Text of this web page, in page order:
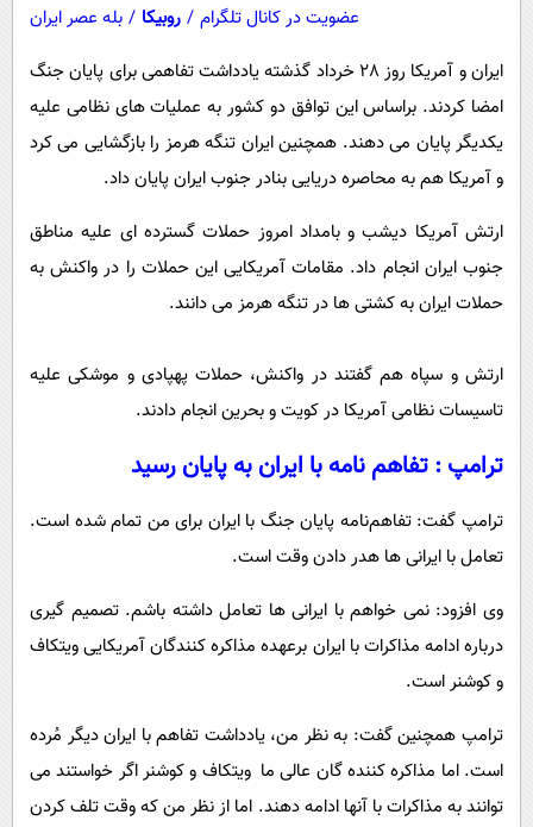
سلامت
بین الملل
اجتماعی
حیات وحش
سیاست خارجی
عضویت در کانال تلگرام / روبیکا / بله عصر ایران
ایران و آمریکا روز 28 خرداد گذشته یادداشت تفاهمی برای پایان جنگ
امضا کردند. براساس این توافق دو کشور به عملیات های نظامی علیه
یکدیگر پایان می دهند. همچنین ایران تنگه هرمز را بازگشایی می کرد
و آمریکا هم به محاصره دریایی بنادر جنوب ایران پایان داد.
ارتش آمریکا دیشب و بامداد امروز حملات گسترده ای علیه مناطق
جنوب ایران انجام داد. مقامات آمریکایی این حملات را در واکنش به
حملات ایران به کشتی ها در تنگه هرمز می دانند.
ارتش و سپاه هم گفتند در واکنش، حملات پهپادی و موشکی علیه
تاسیسات نظامی آمریکا در کویت و بحرین انجام دادند.
ترامپ : تفاهم نامه با ایران به پایان رسید
ترامپ گفت: تفاهم‌نامه پایان جنگ با ایران برای من تمام شده است.
تعامل با ایرانی ها هدر دادن وقت است.
وی افزود: نمی خواهم با ایرانی ها تعامل داشته باشم. تصمیم گیری
درباره ادامه مذاکرات با ایران برعهده مذاکره کنندگان آمریکایی ویتکاف
و کوشنر است.
ترامپ همچنین گفت: به نظر من، یادداشت تفاهم با ایران دیگر مُرده
است. اما مذاکره کننده گان عالی ما ویتکاف و کوشنر اگر خواستند می
توانند به مذاکرات با آنها ادامه دهند. اما از نظر من که وقت تلف کردن